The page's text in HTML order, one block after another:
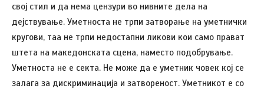
свој стил и да нема цензури во нивните дела на
дејствување. Уметноста не трпи затворање на уметнички
кругови, таа не трпи недостапни ликови кои само прават
штета на македонската сцена, наместо подобрување.
Уметноста не е секта. Не може да е уметник човек кој се
залага за дискриминација и затвореност. Уметникот е со